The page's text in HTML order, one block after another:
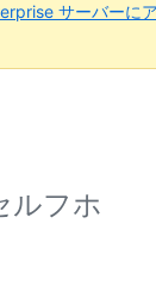
サーバーに
ルフホ